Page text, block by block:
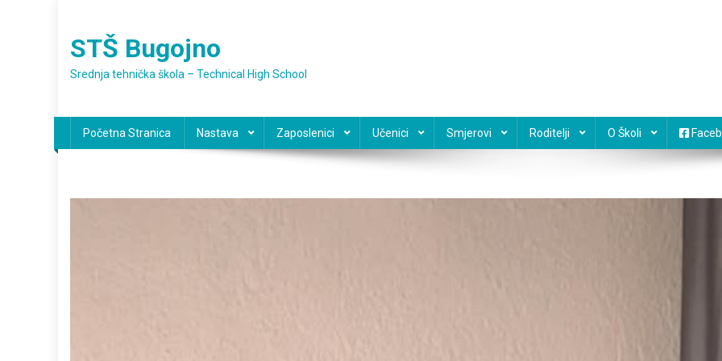
sadržaj
STŠ Bugojno
Srednja tehnička škola – Technical High School
Početna Stranica Nastava Zaposlenici Učenici Smjerovi Roditelji O Školi